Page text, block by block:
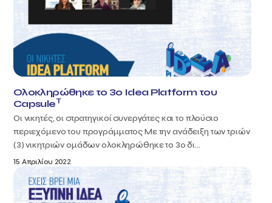
Ολοκληρώθηκε το 3ο Idea Platform του
CapsuleT
Οι νικητές, οι στρατηγικοί συνεργάτες και το πλούσιο
περιεχόμενο του προγράμματος Με την ανάδειξη των τριών
(3) νικητριών ομάδων ολοκληρώθηκε το 3ο δι...
15 Απριλίου 2022